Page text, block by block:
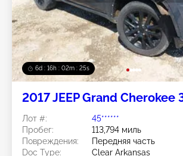
6d : 16h : 02m : 22s
2017 JEEP Grand Cherokee
Лот #:
45******
Пробег:
113,794 миль
Повреждения:
Передняя часть
Doc Type:
Clear Arkansas